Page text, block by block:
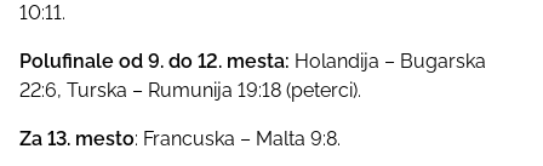
10:11.
Polufinale od 9. do 12. mesta: Holandija – Bugarska
22:6, Turska – Rumunija 19:18 (peterci).
Za 13. mesto: Francuska – Malta 9:8.